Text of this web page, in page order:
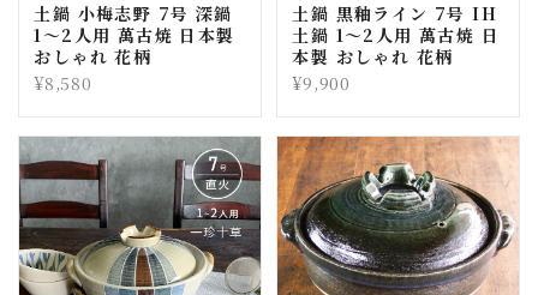
土鍋 小梅志野 7号 深鍋
1〜2人用 萬古焼 日本製
おしゃれ 花柄
¥8,580
土鍋 黒釉ライン 7号 IH
土鍋 1〜2人用 萬古焼 日
本製 おしゃれ 花柄
¥9,900